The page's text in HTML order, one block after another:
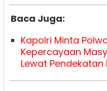
Baca Juga:
Kapolri Minta
Kepercayaan
Lewat Pendekatan